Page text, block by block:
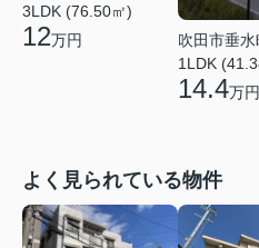
3LDK (76.50㎡)
12万円
吹田市垂水
1LDK
14.4万円
よく見られている物件